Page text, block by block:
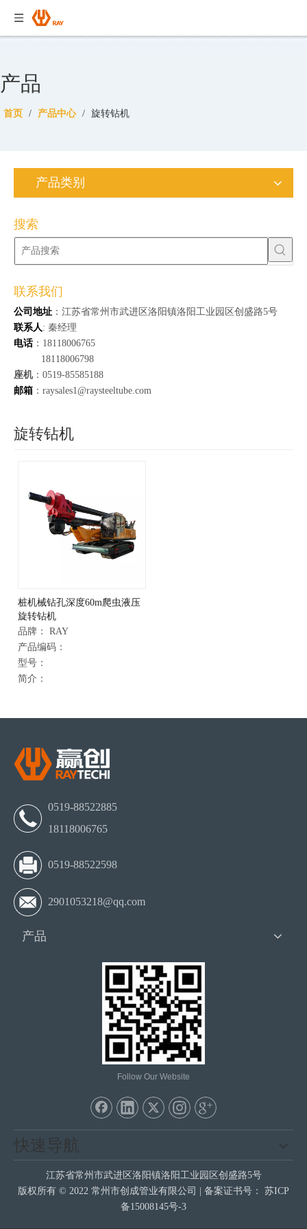
产品
首页 / 产品中心 / 旋转钻机
产品类别
搜索
联系我们
公司地址 ：江苏省常州市武进区洛阳镇洛阳工业园区创盛路5号
联系人: 秦经理
电话：18118006765
18118006798
座机：0519-85585188
邮箱 ：raysales1@raysteeltube.com
旋转钻机
桩机械钻孔深度60m爬虫液压
旋转钻机
品牌：
RAY
产品编码：
型号：
简介：
0519-88522885
18118006765
0519-88522598
2901053218@qq.com
产品
Follow Our Website
快速导航
江苏省常州市武进区洛阳镇洛阳工业园区创盛路5号
版权所有 © 2022 常州市创成管业有限公司 | 备案证书号： 苏ICP
备15008145号-3